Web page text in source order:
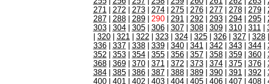
271
272 273| 274| 275| 276| 277| 278| 279|
287| 288| 289| 290| 291 292 293| 294| 295|
303| 304| 305| 306| 307| 308| 309| 310| 311
320| 321 322 323| 324| 325| 326| 327| 328|
336| 337| 338| 339| 340| 341 342 343| 344|
352
353| 354| 355| 356| 357| 358| 359| 360|
368| 369| 370| 371 372 373| 374| 375| 376|
384| 385| 386| 387| 388| 389| 390| 391 392
400| 401 402 403| 404| 405| 406| 407| 408|